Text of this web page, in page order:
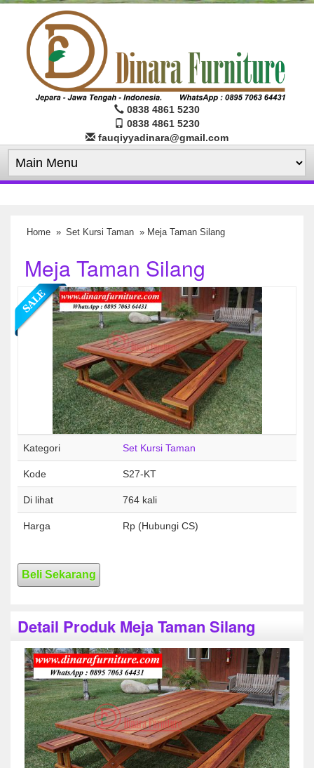
0838 4861 5230
0838 4861 5230
fauqiyyadinara@gmail.com
Home » Set Kursi Taman » Meja Taman Silang
Meja Taman Silang
Kategori Set Kursi Taman
Kode S27-KT
Di lihat 764 kali
Harga Rp (Hubungi CS)
Beli Sekarang
Detail Produk Meja Taman Silang